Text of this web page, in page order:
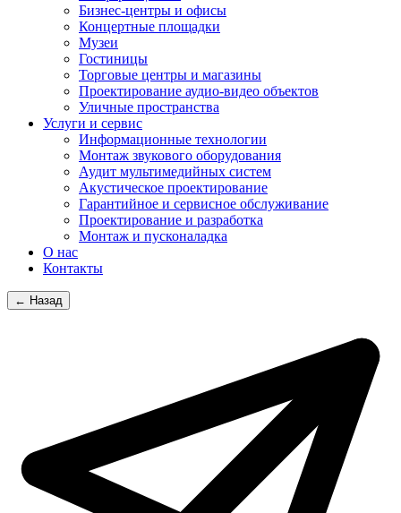
Бизнес-центры и офисы
Концертные площадки
Музеи
Гостиницы
Торговые центры и магазины
Проектирование аудио-видео объектов
Уличные пространства
Услуги и сервис
Информационные технологии
Монтаж звукового оборудования
Аудит мультимедийных систем
Акустическое проектирование
Гарантийное и сервисное обслуживание
Проектирование и разработка
Монтаж и пусконаладка
О нас
Контакты
← Назад